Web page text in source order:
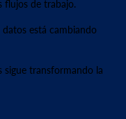
flujos de trabajo.
está cambiando
sigue transformando la